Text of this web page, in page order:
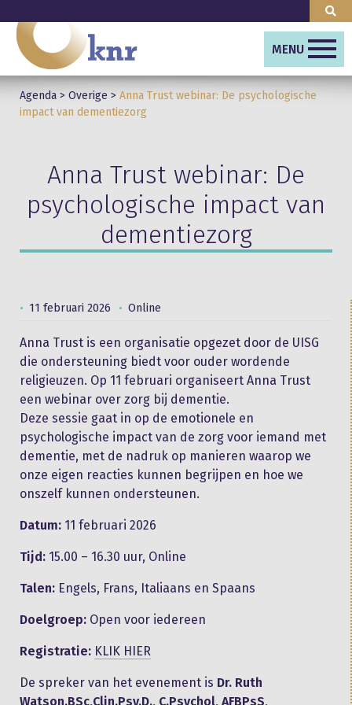
MENU
Agenda > Overige > Anna Trust webinar: De psychologische
impact van dementiezorg
Anna Trust webinar: De
psychologische impact van
dementiezorg
11 februari 2026 Online
Anna Trust is een organisatie opgezet door de UISG
die ondersteuning biedt voor ouder wordende
religieuzen. Op 11 februari organiseert Anna Trust
een webinar over zorg bij dementie.
Deze sessie gaat in op de emotionele en
psychologische impact van de zorg voor iemand met
dementie, met de nadruk op manieren waarop we
onze eigen reacties kunnen begrijpen en hoe we
onszelf kunnen ondersteunen.
Datum: 11 februari 2026
Tijd: 15.00 – 16.30 uur, Online
Talen: Engels, Frans, Italiaans en Spaans
Doelgroep: Open voor iedereen
Registratie: KLIK HIER
De spreker van het evenement is Dr. Ruth
Watson.BSc,Clin.Psy.D., C.Psychol, AFBPsS,